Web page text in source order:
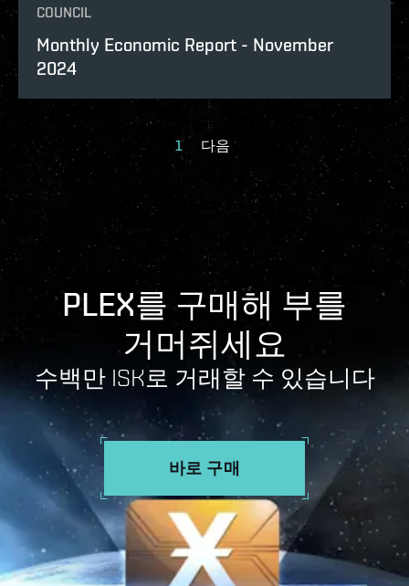
COUNCIL
Monthly Economic Report - November
2024
1 다음
PLEX를 구매해 부를
거머쥐세요
수백만 ISK로 거래할 수 있습니다
바로 구매